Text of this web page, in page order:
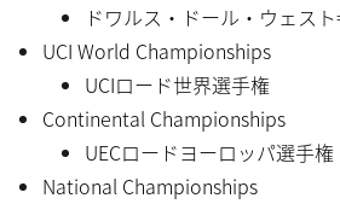
ドワルス・ドール・ウェス
UCI World Championships
UCIロード世界選手権
Continental Championships
UECロードヨーロッパ選手権
National Championships